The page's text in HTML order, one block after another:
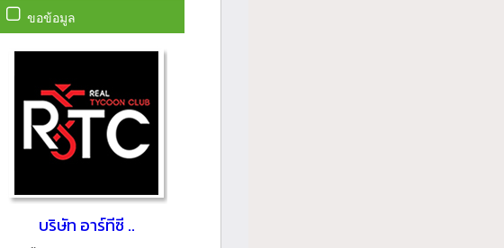
ขอข้อมูล
บริษัท อาร์ทีซี ..